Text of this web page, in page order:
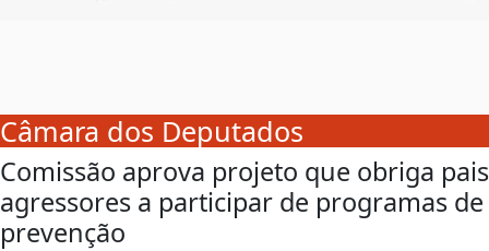
Câmara dos Deputados
Comissão aprova projeto que obriga pais
agressores a participar de programas de
prevenção